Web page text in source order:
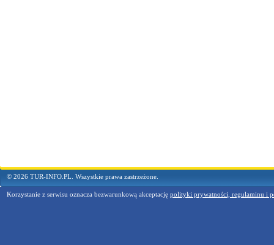
© 2026 TUR-INFO.PL. Wszystkie prawa zastrzeżone.
Korzystanie z serwisu oznacza bezwarunkową akceptację polityki prywatności, regulaminu i